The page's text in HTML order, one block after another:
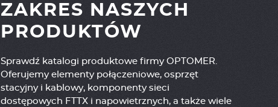
ZAKRES NASZYCH
PRODUKTÓW
Sprawdź katalogi produktowe firmy OPTOMER.
Oferujemy elementy połączeniowe, osprzęt
stacyjny i kablowy, komponenty sieci
dostępowych FTTX i napowietrznych, a także wiele